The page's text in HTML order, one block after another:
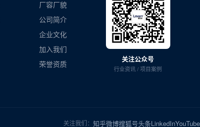
厂容厂貌
公司简介
企业文化
加入我们
荣誉资质
关注公众号
行业资讯 / 项目案例
关注我们： 知乎微博搜狐号头条LinkedInYouTube